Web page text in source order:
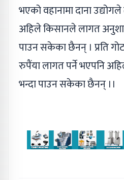
भएको वहानामा दाना
अहिले किसानले लागत
पाउन सकेका छैनन् । प्रति
रुपैंया लागत पर्ने भएपनि
भन्दा पाउन सकेका छैनन् ।।